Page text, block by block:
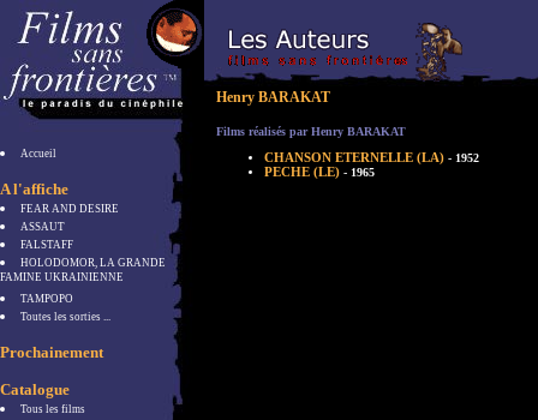
Accueil
A l'affiche
FEAR AND DESIRE
ASSAUT
FALSTAFF
HOLODOMOR, LA GRANDE
FAMINE UKRAINIENNE
TAMPOPO
Toutes les sorties ...
Prochainement
Catalogue
Tous les films
Henry BARAKAT
Films réalisés par Henry BARAKAT
CHANSON ETERNELLE (LA) - 1952
PECHE (LE) - 1965